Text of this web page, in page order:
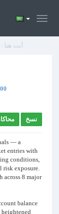
أنت هنا :
نسخ
— a
entries with
conditions,
risk exposure.
across 8 major
balance